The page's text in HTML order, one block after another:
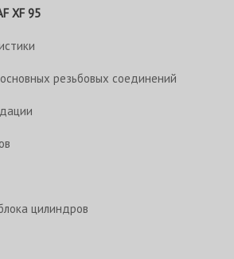
XF 95
резьбовых соединений
цилиндров